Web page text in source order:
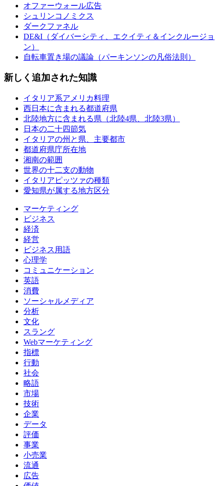
オファーウォール広告
シュリンコノミクス
ダークファネル
DE&I（ダイバーシティ、エクイティ＆インクルージョ
ン）
自転車置き場の議論（パーキンソンの凡俗法則）
新しく追加された知識
イタリア系アメリカ料理
西日本に含まれる都道府県
北陸地方に含まれる県（北陸4県、北陸3県）
日本の二十四節気
イタリアの州と県、主要都市
都道府県庁所在地
湘南の範囲
世界の十二支の動物
イタリアピッツァの種類
愛知県が属する地方区分
マーケティング
ビジネス
経済
経営
ビジネス用語
心理学
コミュニケーション
英語
消費
ソーシャルメディア
分析
文化
スラング
Webマーケティング
指標
行動
社会
略語
市場
技術
企業
データ
評価
事業
小売業
流通
広告